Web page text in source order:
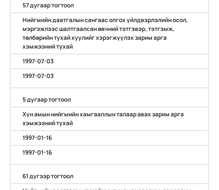
57 дугаар тогтоол
Нийгмийн даатгалын сангаас олгох үйлдвэрлэлийн осол,
мэргэжлээс шалтгаалсан өвчний тэтгэвэр, тэтгэмж,
төлбөрийн тухай хуулийг хэрэгжүүлэх зарим арга
хэмжээний тухай
1997-07-03
1997-07-03
5 дугаар тогтоол
Хүн амын нийгмийн хамгааллын талаар авах зарим арга
хэмжээний тухай
1997-01-16
1997-01-16
61 дүгээр тогтоол